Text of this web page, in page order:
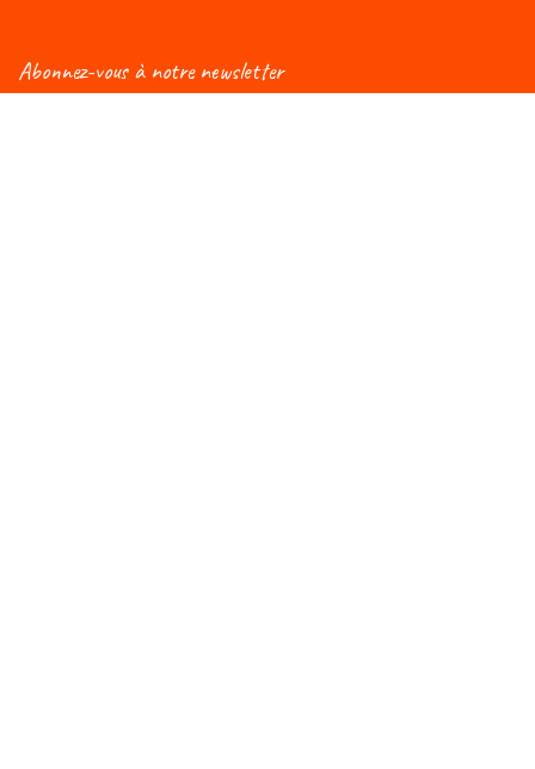
Abonnez-vous à notre newsletter